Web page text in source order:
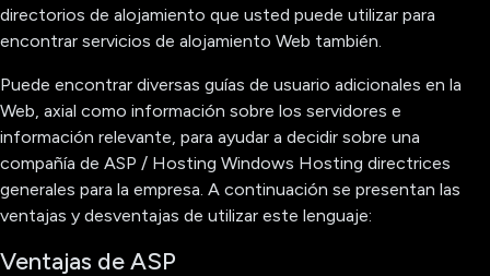
directorios de alojamiento que usted puede utilizar para
encontrar servicios de alojamiento Web también.
Puede encontrar diversas guías de usuario adicionales en la
Web, axial como información sobre los servidores e
información relevante, para ayudar a decidir sobre una
compañía de ASP / Hosting Windows Hosting directrices
generales para la empresa. A continuación se presentan las
ventajas y desventajas de utilizar este lenguaje:
Ventajas de ASP